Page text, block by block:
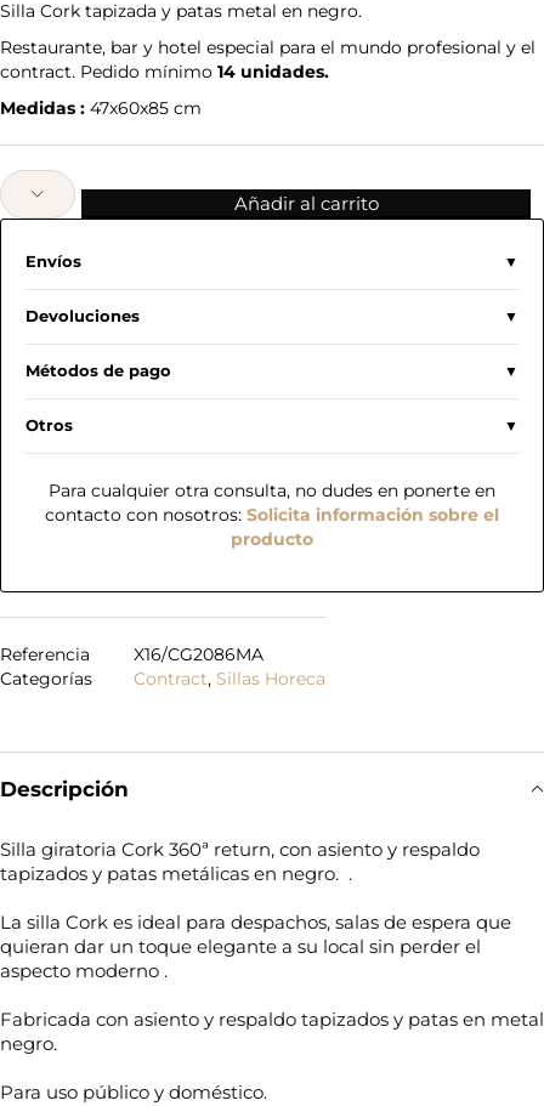
Silla Cork tapizada y patas metal en negro.
Restaurante, bar y hotel especial para el mundo profesional y el
contract. Pedido mínimo 14 unidades.
Medidas : 47x60x85 cm
Añadir al carrito
Envíos
Devoluciones
Métodos de pago
Otros
Para cualquier otra consulta, no dudes en ponerte en
contacto con nosotros: Solicita información sobre el
producto
Referencia
X16/CG2086MA
Categorías
Contract, Sillas Horeca
Descripción
Silla giratoria Cork 360ª return, con asiento y respaldo
tapizados y patas metálicas en negro. .
La silla Cork es ideal para despachos, salas de espera que
quieran dar un toque elegante a su local sin perder el
aspecto moderno .
Fabricada con asiento y respaldo tapizados y patas en metal
negro.
Para uso público y doméstico.